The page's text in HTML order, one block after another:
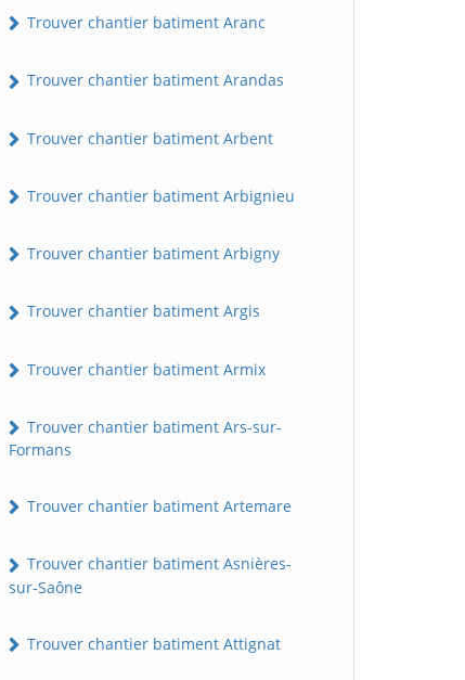
Trouver chantier batiment Aranc
Trouver chantier batiment Arandas
Trouver chantier batiment Arbent
Trouver chantier batiment Arbignieu
Trouver chantier batiment Arbigny
Trouver chantier batiment Argis
Trouver chantier batiment Armix
Trouver chantier batiment Ars-sur-
Formans
Trouver chantier batiment Artemare
Trouver chantier batiment Asnières-
sur-Saône
Trouver chantier batiment Attignat